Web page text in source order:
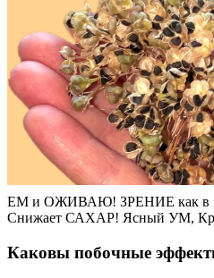
ЕМ и ОЖИВАЮ! ЗРЕНИЕ как в
Снижает САХАР! Ясный УМ,
Каковы побочные